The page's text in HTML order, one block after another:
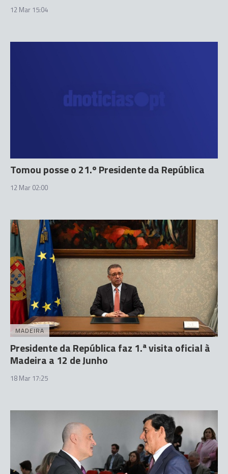
12 Mar 15:04
Tomou posse o 21.º Presidente da República
12 Mar 02:00
MADEIRA
Presidente da República faz 1.ª visita oficial à
Madeira a 12 de Junho
18 Mar 17:25